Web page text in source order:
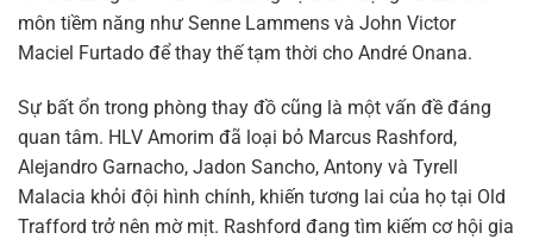
môn tiềm năng như Senne Lammens và John Victor
Maciel Furtado để thay thế tạm thời cho André Onana.
Sự bất ổn trong phòng thay đồ cũng là một vấn đề đáng
quan tâm. HLV Amorim đã loại bỏ Marcus Rashford,
Alejandro Garnacho, Jadon Sancho, Antony và Tyrell
Malacia khỏi đội hình chính, khiến tương lai của họ tại Old
Trafford trở nên mờ mịt. Rashford đang tìm kiếm cơ hội gia